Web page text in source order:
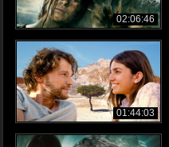
02:06:46
01:44:03